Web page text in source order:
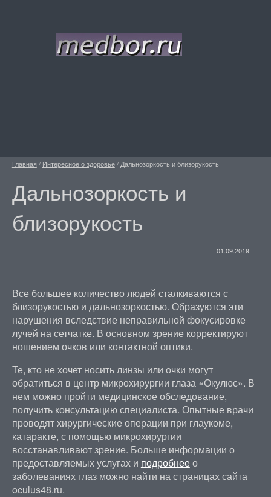
Главная / Интересное о здоровье/ Дальнозоркость и близорукость
Дальнозоркость и
близорукость
01.09.2019
Все большее количество людей сталкиваются с
близорукостью и дальнозоркостью. Образуются эти
нарушения вследствие неправильной фокусировке
лучей на сетчатке. В основном зрение корректируют
ношением очков или контактной оптики.
Те, кто не хочет носить линзы или очки могут
обратиться в центр микрохирургии глаза «Окулюс». В
нем можно пройти медицинское обследование,
получить консультацию специалиста. Опытные врачи
проводят хирургические операции при глаукоме,
катаракте, с помощью микрохирургии
восстанавливают зрение. Больше информации о
предоставляемых услугах и подробнеео
заболеваниях глаз можно найти на страницах сайта
oculus48.ru.